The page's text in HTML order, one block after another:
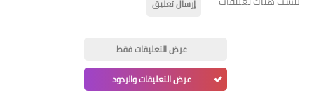
إرسال تعليق
عرض التعليقات فقط
عرض التعليقات والردود